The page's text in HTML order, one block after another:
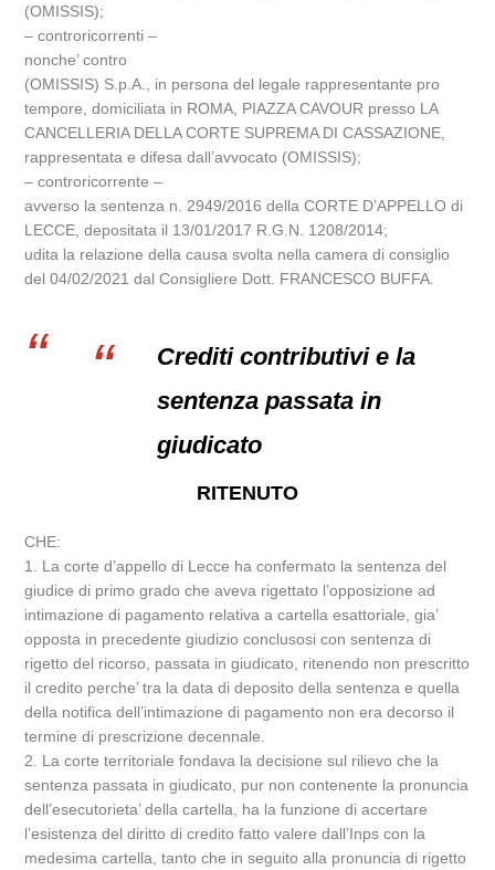
(OMISSIS);
– controricorrenti –
nonche’ contro
(OMISSIS) S.p.A., in persona del legale rappresentante pro
tempore, domiciliata in ROMA, PIAZZA CAVOUR presso LA
CANCELLERIA DELLA CORTE SUPREMA DI CASSAZIONE,
rappresentata e difesa dall’avvocato (OMISSIS);
– controricorrente –
avverso la sentenza n. 2949/2016 della CORTE D’APPELLO di
LECCE, depositata il 13/01/2017 R.G.N. 1208/2014;
udita la relazione della causa svolta nella camera di consiglio
del 04/02/2021 dal Consigliere Dott. FRANCESCO BUFFA.
Crediti contributivi e la
sentenza passata in
giudicato
RITENUTO
CHE:
1. La corte d’appello di Lecce ha confermato la sentenza del
giudice di primo grado che aveva rigettato l’opposizione ad
intimazione di pagamento relativa a cartella esattoriale, gia’
opposta in precedente giudizio conclusosi con sentenza di
rigetto del ricorso, passata in giudicato, ritenendo non prescritto
il credito perche’ tra la data di deposito della sentenza e quella
della notifica dell’intimazione di pagamento non era decorso il
termine di prescrizione decennale.
2. La corte territoriale fondava la decisione sul rilievo che la
sentenza passata in giudicato, pur non contenente la pronuncia
dell’esecutorieta’ della cartella, ha la funzione di accertare
l’esistenza del diritto di credito fatto valere dall’Inps con la
medesima cartella, tanto che in seguito alla pronuncia di rigetto